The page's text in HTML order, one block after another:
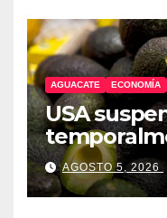
AGUACATE ECONOMÍA
USA
michoacano
AGOSTO 5, 2026